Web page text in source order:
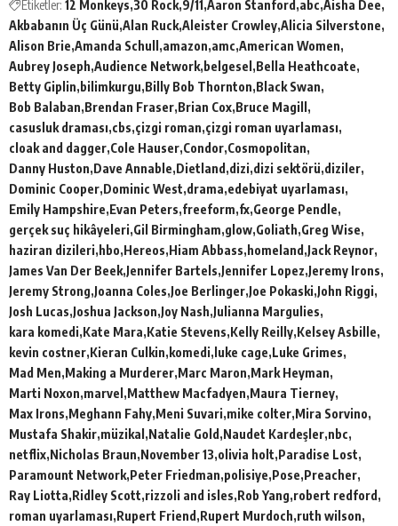
Etiketler: 12 Monkeys 30 Rock 9/11 Aaron Stanford abc Aisha Dee
Akbabanın Üç Günü Alan Ruck Aleister Crowley Alicia Silverstone
Alison Brie Amanda Schull amazon amc American Women
Aubrey Joseph Audience Network belgesel Bella Heathcoate
Betty Giplin bilimkurgu Billy Bob Thornton Black Swan
Bob Balaban Brendan Fraser Brian Cox Bruce Magill
casusluk draması cbs çizgi roman çizgi roman uyarlaması
cloak and dagger Cole Hauser Condor Cosmopolitan
Danny Huston Dave Annable Dietland dizi dizi sektörü diziler
Dominic Cooper Dominic West drama edebiyat uyarlaması
Emily Hampshire Evan Peters freeform fx George Pendle
gerçek suç hikâyeleri Gil Birmingham glow Goliath Greg Wise
haziran dizileri hbo Hereos Hiam Abbass homeland Jack Reynor
James Van Der Beek Jennifer Bartels Jennifer Lopez Jeremy Irons
Jeremy Strong Joanna Coles Joe Berlinger Joe Pokaski John Riggi
Josh Lucas Joshua Jackson Joy Nash Julianna Margulies
kara komedi Kate Mara Katie Stevens Kelly Reilly Kelsey Asbille
kevin costner Kieran Culkin komedi luke cage Luke Grimes
Mad Men Making a Murderer Marc Maron Mark Heyman
Marti Noxon marvel Matthew Macfadyen Maura Tierney
Max Irons Meghann Fahy Meni Suvari mike colter Mira Sorvino
Mustafa Shakir müzikal Natalie Gold Naudet Kardeşler nbc
netflix Nicholas Braun November 13 olivia holt Paradise Lost
Paramount Network Peter Friedman polisiye Pose Preacher
Ray Liotta Ridley Scott rizzoli and isles Rob Yang robert redford
roman uyarlaması Rupert Friend Rupert Murdoch ruth wilson